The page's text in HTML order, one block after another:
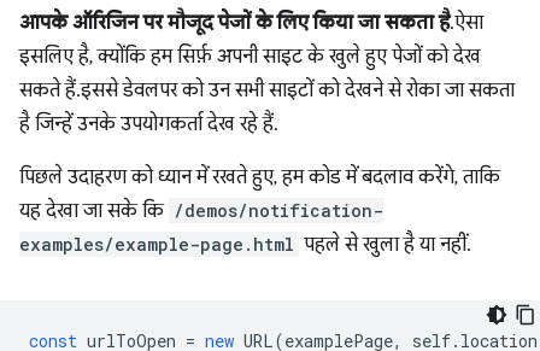
आपके ऑरिजिन पर मौजूद पेजों के लिए किया जा सकता है. ऐसा
इसलिए है, क्योंकि हम सिर्फ़ अपनी साइट के खुले हुए पेजों को देख
सकते हैं. इससे डेवलपर को उन सभी साइटों को देखने से रोका जा सकता
है जिन्हें उनके उपयोगकर्ता देख रहे हैं.
पिछले उदाहरण को ध्यान में रखते हुए, हम कोड में बदलाव करेंगे, ताकि
यह देखा जा सके कि /demos/notification-
examples/example-page.html पहले से खुला है या नहीं.
const urlToOpen = new URL(examplePage, self. location